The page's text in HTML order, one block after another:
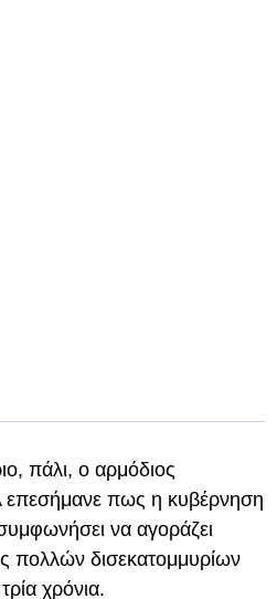
πάλι, ο αρμόδιος
πως η κυβέρνηση
να αγοράζει
πολλών δισεκατομμυρίων
χρόνια.